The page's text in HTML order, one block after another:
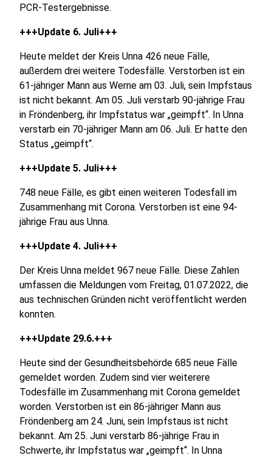
PCR-Testergebnisse.
+++Update 6. Juli+++
Heute meldet der Kreis Unna 426 neue Fälle,
außerdem drei weitere Todesfälle. Verstorben ist ein
61-jähriger Mann aus Werne am 03. Juli, sein Impfstaus
ist nicht bekannt. Am 05. Juli verstarb 90-jährige Frau
in Fröndenberg, ihr Impfstatus war „geimpft“. In Unna
verstarb ein 70-jähriger Mann am 06. Juli. Er hatte den
Status „geimpft“.
+++Update 5. Juli+++
748 neue Fälle, es gibt einen weiteren Todesfall im
Zusammenhang mit Corona. Verstorben ist eine 94-
jährige Frau aus Unna.
+++Update 4. Juli+++
Der Kreis Unna meldet 967 neue Fälle. Diese Zahlen
umfassen die Meldungen vom Freitag, 01.07.2022, die
aus technischen Gründen nicht veröffentlicht werden
konnten.
+++Update 29.6.+++
Heute sind der Gesundheitsbehörde 685 neue Fälle
gemeldet worden. Zudem sind vier weiterere
Todesfälle im Zusammenhang mit Corona gemeldet
worden. Verstorben ist ein 86-jähriger Mann aus
Fröndenberg am 24. Juni, sein Impfstaus ist nicht
bekannt. Am 25. Juni verstarb 86-jährige Frau in
Schwerte, ihr Impfstatus war „geimpft“. In Unna